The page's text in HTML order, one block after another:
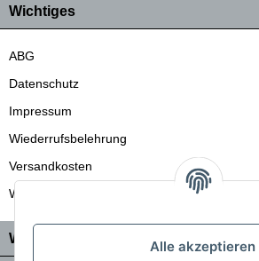
Wichtiges
ABG
Datenschutz
Impressum
Wiederrufsbelehrung
Versandkosten
Wir liefern auch in die Schweiz
Wo Sie uns finden Alle akzeptieren